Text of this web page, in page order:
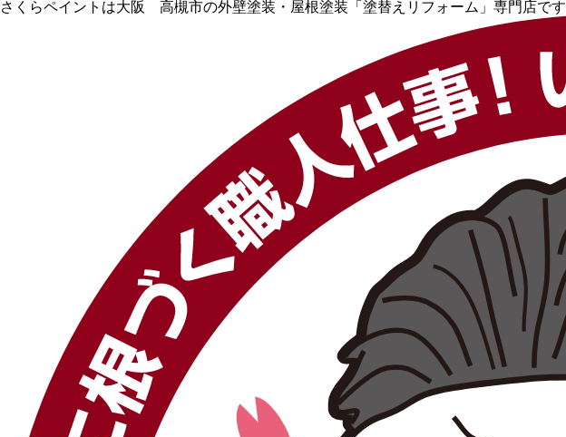
さくらペイントは大阪 高槻市の外壁塗装・屋根塗装「塗替えリフォーム」専門店です